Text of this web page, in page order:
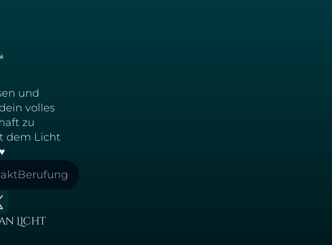
und
volles
zu
dem Licht
Berufung
Licht